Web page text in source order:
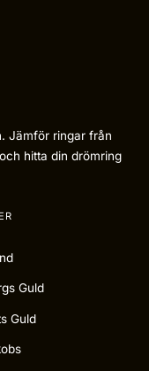
Jämför ringar från
hitta din drömring
Guld
Guld